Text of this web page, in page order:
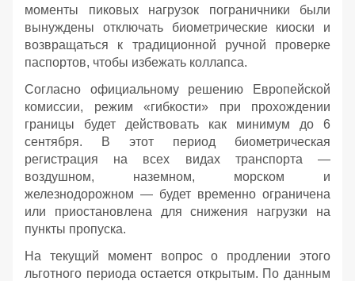
моменты пиковых нагрузок пограничники были
вынуждены отключать биометрические киоски и
возвращаться к традиционной ручной проверке
паспортов, чтобы избежать коллапса.
Согласно официальному решению Европейской
комиссии, режим «гибкости» при прохождении
границы будет действовать как минимум до 6
сентября. В этот период биометрическая
регистрация на всех видах транспорта —
воздушном, наземном, морском и
железнодорожном — будет временно ограничена
или приостановлена для снижения нагрузки на
пункты пропуска.
На текущий момент вопрос о продлении этого
льготного периода остается открытым. По данным